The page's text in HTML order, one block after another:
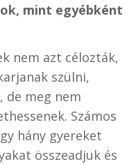
mint egyébként
nem azt célozták,
szülni,
de meg nem
Számos
hány gyereket
összeadjuk és